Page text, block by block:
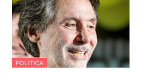
POLITICA